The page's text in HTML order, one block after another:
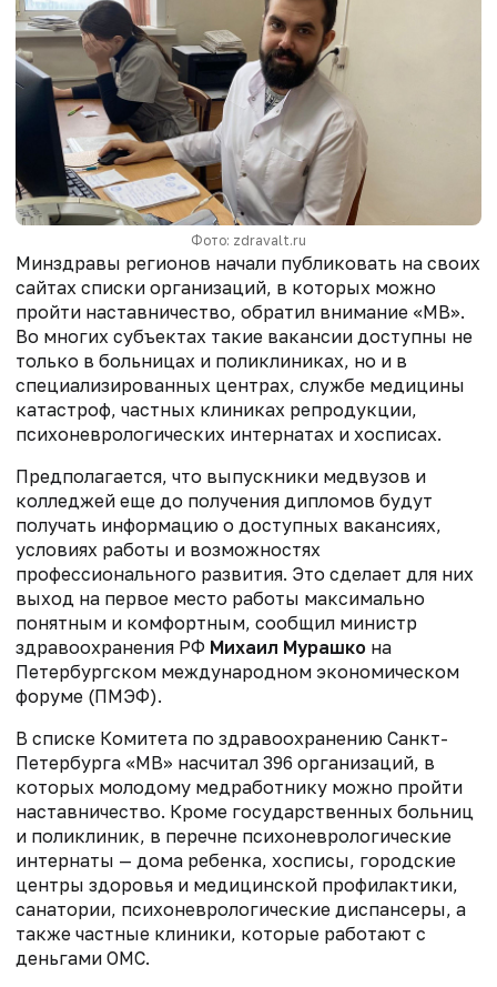
Фото: zdravalt.ru
Минздравы регионов начали публиковать на своих
сайтах списки организаций, в которых можно
пройти наставничество, обратил внимание «МВ».
Во многих субъектах такие вакансии доступны не
только в больницах и поликлиниках, но и в
специализированных центрах, службе медицины
катастроф, частных клиниках репродукции,
психоневрологических интернатах и хосписах.
Предполагается, что выпускники медвузов и
колледжей еще до получения дипломов будут
получать информацию о доступных вакансиях,
условиях работы и возможностях
профессионального развития. Это сделает для них
выход на первое место работы максимально
понятным и комфортным, сообщил министр
здравоохранения РФ Михаил Мурашко на
Петербургском международном экономическом
форуме (ПМЭФ).
В списке Комитета по здравоохранению Санкт-
Петербурга «МВ» насчитал 396 организаций, в
которых молодому медработнику можно пройти
наставничество. Кроме государственных больниц
и поликлиник, в перечне психоневрологические
интернаты — дома ребенка, хосписы, городские
центры здоровья и медицинской профилактики,
санатории, психоневрологические диспансеры, а
также частные клиники, которые работают с
деньгами ОМС.